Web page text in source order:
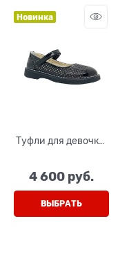
Новинка
Туфли для девочки,
ремешок на
липучке
4 600 руб.
ВЫБРАТЬ